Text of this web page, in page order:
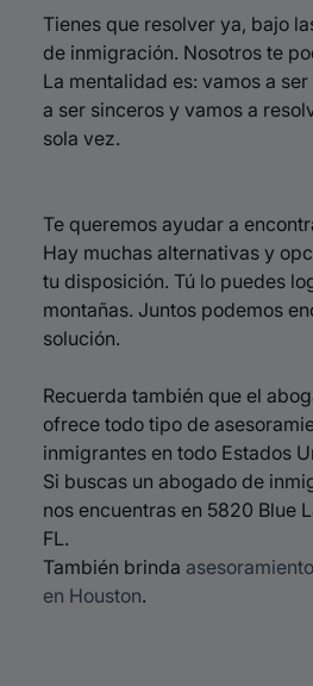
Tienes que resolver ya, bajo
de inmigración. Nosotros te
La mentalidad es: vamos a
a ser sinceros y vamos a
sola vez.
Te queremos ayudar a
Hay muchas alternativas y
tu disposición. Tú lo puedes
montañas. Juntos podemos
solución.
Recuerda también que el
ofrece todo tipo de
inmigrantes en todo Estados
Si buscas un abogado de
nos encuentras en 5820 Blue
FL.
También brinda
en Houston.